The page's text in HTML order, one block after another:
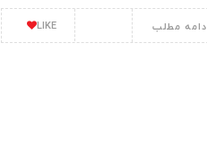
LIKE مطلب